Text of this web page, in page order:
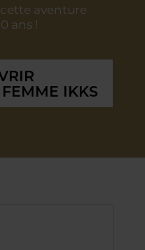
aventure
ans !
IKKS